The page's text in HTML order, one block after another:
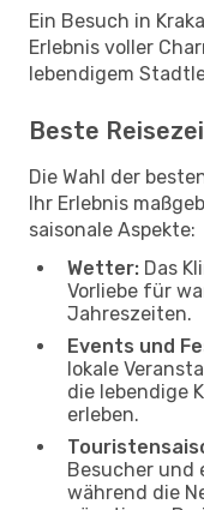
Ein Besuch in
Erlebnis voller
lebendigem
Beste
Die Wahl der
Ihr Erlebnis
saisonale Aspekte:
Wetter: Das
Vorliebe für
Jahreszeiten.
Events und
lokale
die lebendige
erleben.
Besucher und
während die